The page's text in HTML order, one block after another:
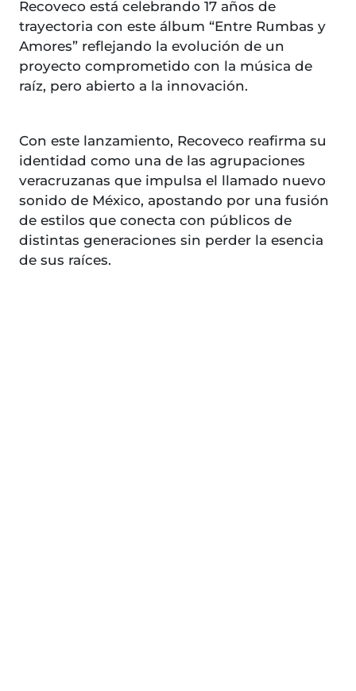
Recoveco está celebrando 17 años de
trayectoria con este álbum “Entre Rumbas y
Amores” reflejando la evolución de un
proyecto comprometido con la música de
raíz, pero abierto a la innovación.
Con este lanzamiento, Recoveco reafirma su
identidad como una de las agrupaciones
veracruzanas que impulsa el llamado nuevo
sonido de México, apostando por una fusión
de estilos que conecta con públicos de
distintas generaciones sin perder la esencia
de sus raíces.